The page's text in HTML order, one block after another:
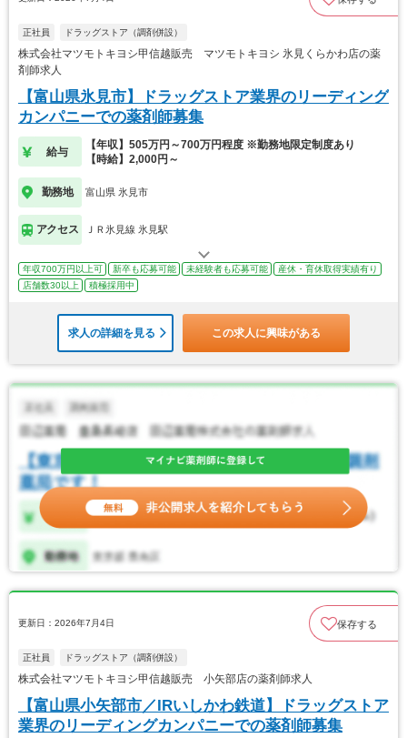
正社員 ドラッグストア（調剤併設）
株式会社マツモトキヨシ甲信越販売 マツモトキヨシ 氷見くらかわ店の薬
剤師求人
【富山県氷見市】ドラッグストア業界のリーディング
カンパニーでの薬剤師募集
給与
【年収】505万円～700万円程度 ※勤務地限定制度あり
【時給】2,000円～
勤務地 富山県 氷見市
アクセス ＪＲ氷見線 氷見駅
年収700万円以上可 新卒も応募可能 未経験者も応募可能
産休・育休取得実績有り
店舗数30以上
積極採用中
求人の詳細を見る この求人に興味がある
更新日：2026年7月4日 保存する
正社員 ドラッグストア（調剤併設）
株式会社マツモトキヨシ甲信越販売 小矢部店の薬剤師求人
【富山県小矢部市／IRいしかわ鉄道】ドラッグストア
業界のリーディングカンパニーでの薬剤師募集